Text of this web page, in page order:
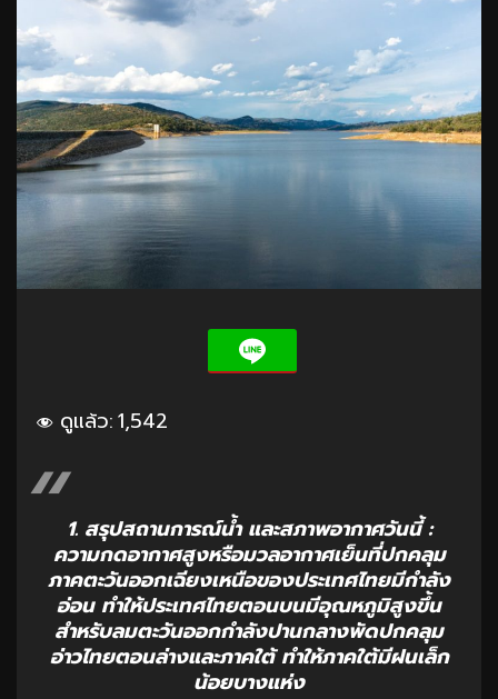
ดูแล้ว:1,542
1. สรุปสถานการณ์น้ำ และสภาพอากาศวันนี้ :
ความกดอากาศสูงหรือมวลอากาศเย็นที่ปกคลุม
ภาคตะวันออกเฉียงเหนือของประเทศไทยมีกำลัง
อ่อน ทำให้ประเทศไทยตอนบนมีอุณหภูมิสูงขึ้น
สำหรับลมตะวันออกกำลังปานกลางพัดปกคลุม
อ่าวไทยตอนล่างและภาคใต้ ทำให้ภาคใต้มีฝนเล็ก
น้อยบางแห่ง